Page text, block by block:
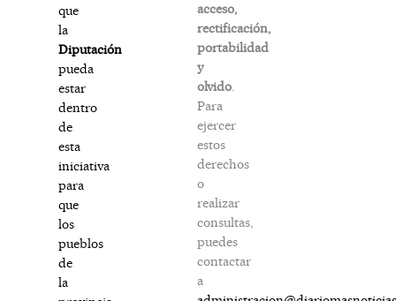
que
la
Diputación
pueda
estar
dentro
de
esta
iniciativa
para
que
los
pueblos
de
la
acceso,
rectificación,
portabilidad
y
olvido
Para
ejercer
estos
derechos
o
realizar
consultas,
puedes
contactar
a